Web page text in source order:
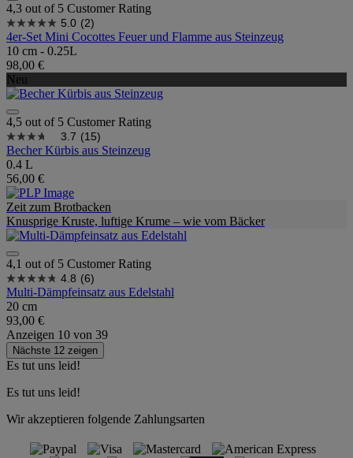
4,3 out of 5 Customer Rating
5.0 (2)
4er-Set Mini Cocottes Feuer und Flamme aus Steinzeug
10 cm - 0.25L
98,00 €
Neu
4,5 out of 5 Customer Rating
3.7 (15)
Becher Kürbis aus Steinzeug
0.4 L
56,00 €
Zeit zum Brotbacken
Knusprige Kruste, luftige Krume – wie vom Bäcker
4,1 out of 5 Customer Rating
4.8 (6)
Multi-Dämpfeinsatz aus Edelstahl
20 cm
93,00 €
Anzeigen 10 von 39
Nächste 12 zeigen
Es tut uns leid!
Es tut uns leid!
Wir akzeptieren folgende Zahlungsarten